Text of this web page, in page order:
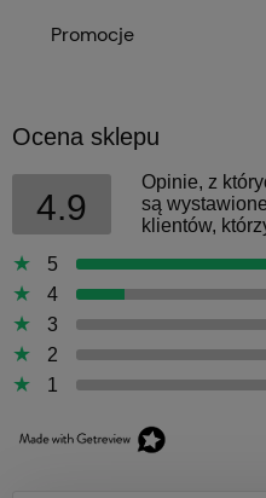
Promocje
Ocena sklepu
4.9
Opinie, z
są
klientów,
5
4
3
2
1